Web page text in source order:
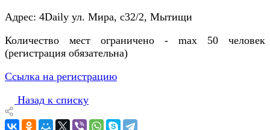
Адрес: 4Daily ул. Мира, с32/2, Мытищи
Количество мест ограничено - max 50 человек
(регистрация обязательна)
Ссылка на регистрацию
Назад к списку